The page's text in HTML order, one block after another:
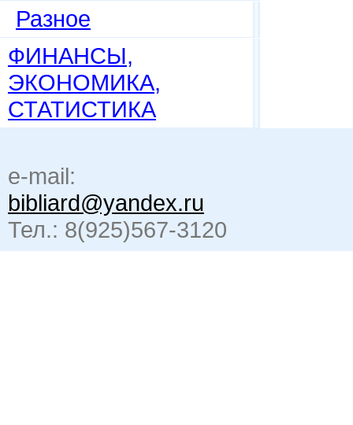
Разное
ФИНАНСЫ,
ЭКОНОМИКА,
СТАТИСТИКА
e-mail:
bibliard@yandex.ru
Тел.: 8(925)567-3120